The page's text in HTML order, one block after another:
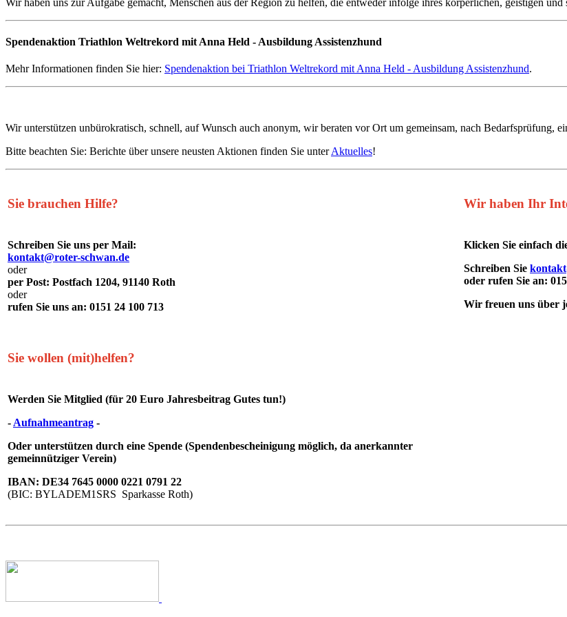
Spendenaktion Triathlon Weltrekord mit Anna Held - Ausbildung Assistenzhund
Mehr Informationen finden Sie hier: Spendenaktion bei Triathlon Weltrekord mit Anna Held - Ausbildung Assistenzhund.
Wir unterstützen unbürokratisch, schnell, auf Wunsch auch anonym, wir beraten vor Ort um gemeinsam, nach Bedarfsprüfung,
Bitte beachten Sie: Berichte über unsere neusten Aktionen finden Sie unterAktuelles!
Sie brauchen Hilfe? Wir haben Ihr
Schreiben Sie uns per Mail:
kontakt@roter-schwan.de
oder
per Post: Postfach 1204, 91140 Roth
oder
rufen Sie uns an: 0151 24 100 713
Klicken Sie einfach
Schreiben Sie
oder rufen Sie an:
Wir freuen uns über
Sie wollen (mit)helfen?
Werden Sie Mitglied (für 20 Euro Jahresbeitrag Gutes tun!)
- Aufnahmeantrag -
Oder unterstützen durch eine Spende (Spendenbescheinigung möglich, da anerkannter
gemeinnütziger Verein)
IBAN: DE34 7645 0000 0221 0791 22
(BIC: BYLADEM1SRS Sparkasse Roth)